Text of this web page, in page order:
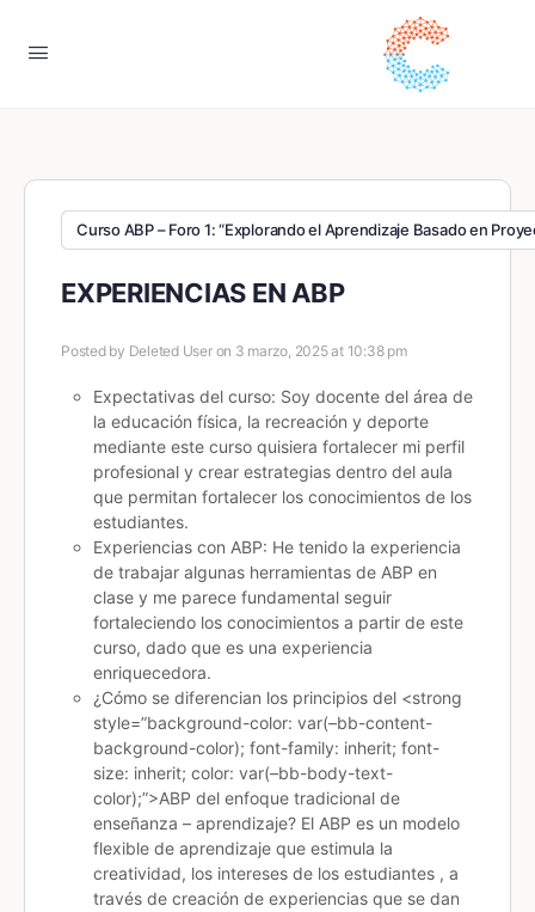
Curso ABP – Foro 1: “Explorando el Aprendizaje Basado en
EXPERIENCIAS EN ABP
Posted by Deleted User on 3 marzo, 2025 at 10:38 pm
Expectativas del curso: Soy docente del área de
la educación física, la recreación y deporte
mediante este curso quisiera fortalecer mi perfil
profesional y crear estrategias dentro del aula
que permitan fortalecer los conocimientos de los
estudiantes.
Experiencias con ABP: He tenido la experiencia
de trabajar algunas herramientas de ABP en
clase y me parece fundamental seguir
fortaleciendo los conocimientos a partir de este
curso, dado que es una experiencia
enriquecedora.
¿Cómo se diferencian los principios del <strong
style=”background-color: var(–bb-content-
background-color); font-family: inherit; font-
size: inherit; color: var(–bb-body-text-
color);”>ABP del enfoque tradicional de
enseñanza – aprendizaje? El ABP es un modelo
flexible de aprendizaje que estimula la
creatividad, los intereses de los estudiantes , a
través de creación de experiencias que se dan